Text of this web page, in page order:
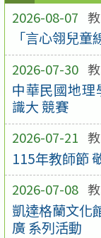
2026-08-07
「言心翎兒
2026-07-30
中華民國地
識大 競賽
2026-07-21
115年教師節
2026-07-08
凱達格蘭文化
廣 系列活動